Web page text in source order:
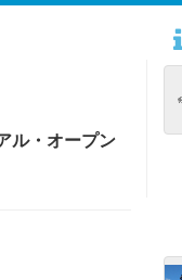
ル・オープン